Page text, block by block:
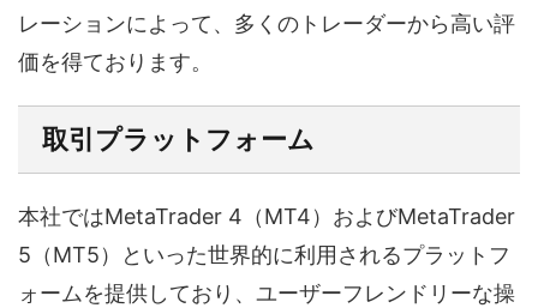
レーションによって、多くのトレーダーから高い評
価を得ております。
取引プラットフォーム
本社ではMetaTrader 4（MT4）およびMetaTrader
5（MT5）といった世界的に利用されるプラットフ
ォームを提供しており、ユーザーフレンドリーな操